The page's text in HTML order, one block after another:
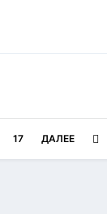
17 ДАЛЕЕ